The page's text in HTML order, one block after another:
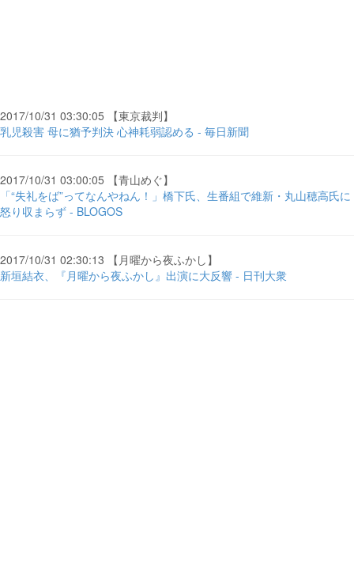
2017/10/31 03:30:05 【東京裁判】
乳児殺害 母に猶予判決 心神耗弱認める - 毎日新聞
2017/10/31 03:00:05 【青山めぐ】
「“失礼をば”ってなんやねん！」橋下氏、生番組で維新・丸山穂高氏に
怒り収まらず - BLOGOS
2017/10/31 02:30:13 【月曜から夜ふかし】
新垣結衣、『月曜から夜ふかし』出演に大反響 - 日刊大衆